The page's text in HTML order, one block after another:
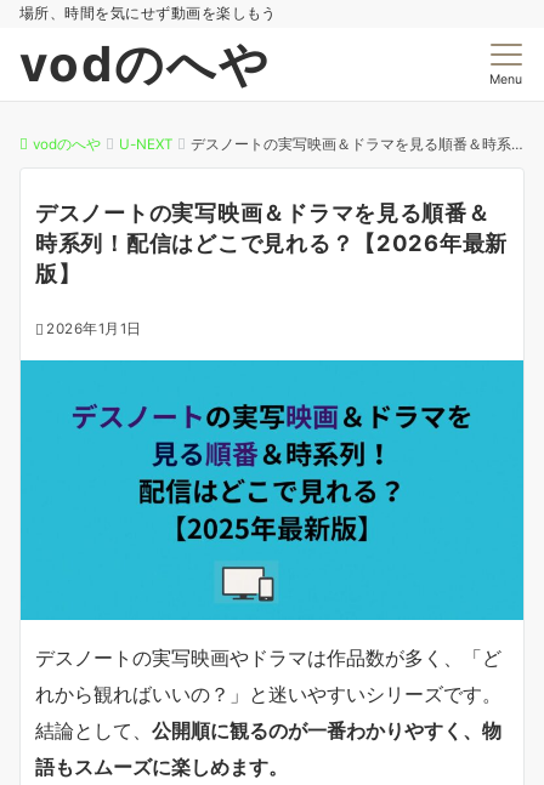
場所、時間を気にせず動画を楽しもう
vodのへや Menu
vodのへや U-NEXT デスノートの実写映画＆ドラマを見る順番＆時系列！配信はどこで見れる？【2026年最新版】
デスノートの実写映画＆ドラマを見る順番＆
時系列！配信はどこで見れる？【2026年最新
版】
2026年1月1日
デスノートの実写映画やドラマは作品数が多く、「ど
れから観ればいいの？」と迷いやすいシリーズです。
結論として、 公開順に観るのが一番わかりやすく、物
語もスムーズに楽しめます。